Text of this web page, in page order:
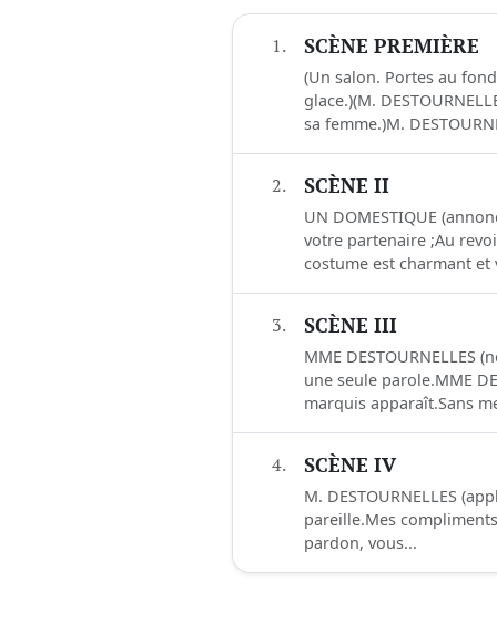
1. SCÈNE PREMIÈRE
(Un salon. Portes au
glace.)(M.
sa femme.)M.
2. SCÈNE II
UN DOMESTIQUE
votre partenaire ;Au
costume est charmant et
3. SCÈNE III
MME
une seule parole.MME
marquis apparaît.Sans
4. SCÈNE IV
M. DESTOURNELLES
pareille.Mes
pardon, vous...